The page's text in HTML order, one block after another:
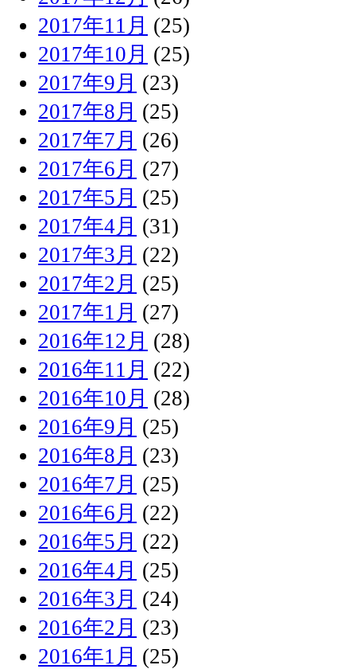
2017年11月 (25)
2017年10月 (25)
2017年9月 (23)
2017年8月 (25)
2017年7月 (26)
2017年6月 (27)
2017年5月 (25)
2017年4月 (31)
2017年3月 (22)
2017年2月 (25)
2017年1月 (27)
2016年12月 (28)
2016年11月 (22)
2016年10月 (28)
2016年9月 (25)
2016年8月 (23)
2016年7月 (25)
2016年6月 (22)
2016年5月 (22)
2016年4月 (25)
2016年3月 (24)
2016年2月 (23)
2016年1月 (25)